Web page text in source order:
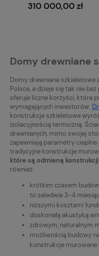
310 000,00 zł
Domy drewniane
Domy drewniane szkieletowe
Polsce, a dzieje się tak nie
oferuje liczne korzyści, które
wymagających inwestorów.
konstrukcje szkieletowe
izolacyjnością termiczną.
drewnianych, mimo swojej
zapewniają parametry
tradycyjne konstrukcje
które są odmianą
również:
krótkim czasem
to zaledwie 3-4
niższymi kosztami
doskonałą akustyką
zdrowym, naturalnym
możliwością budowy
konstrukcje murowane